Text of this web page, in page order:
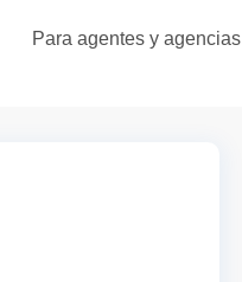
Para agentes y agencias